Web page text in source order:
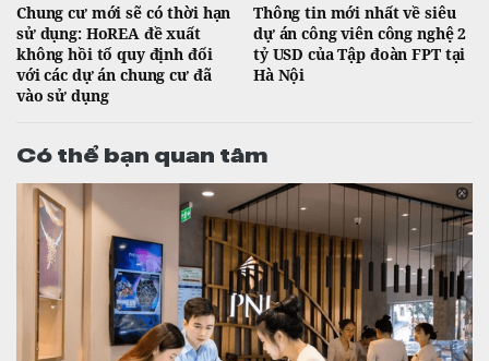
Chung cư mới sẽ có thời hạn
sử dụng: HoREA đề xuất
không hồi tố quy định đối
với các dự án chung cư đã
vào sử dụng
Thông tin mới nhất về siêu
dự án công viên công nghệ 2
tỷ USD của Tập đoàn FPT tại
Hà Nội
Có thể bạn quan tâm